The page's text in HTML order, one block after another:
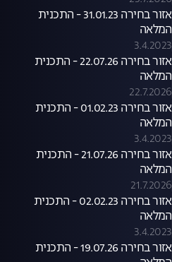
אזור בחירה 31.01.23 - התכנית
המלאה
3.4.2023
אזור בחירה 22.07.26 - התכנית
המלאה
22.7.2026
אזור בחירה 01.02.23 - התכנית
המלאה
3.4.2023
אזור בחירה 21.07.26 - התכנית
המלאה
21.7.2026
אזור בחירה 02.02.23 - התכנית
המלאה
3.4.2023
אזור בחירה 19.07.26 - התכנית